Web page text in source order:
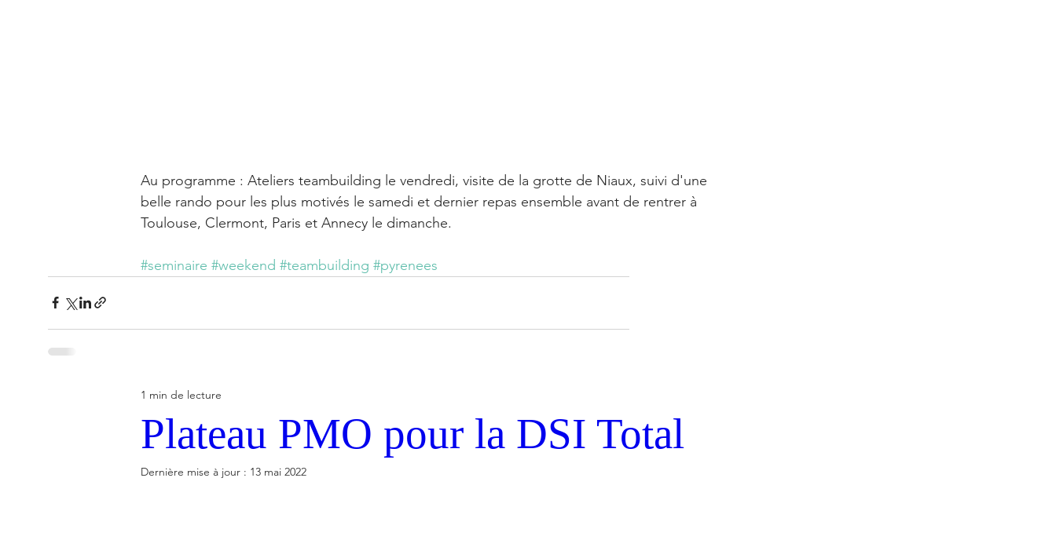
Au programme : Ateliers teambuilding le vendredi, visite de la grotte de Niaux, suivi d'une
belle rando pour les plus motivés le samedi et dernier repas ensemble avant de rentrer à
Toulouse, Clermont, Paris et Annecy le dimanche.
#seminaire #weekend #teambuilding #pyrenees
Plateau PMO pour la DSI Total
1 min de lecture
Dernière mise à jour : 13 mai 2022